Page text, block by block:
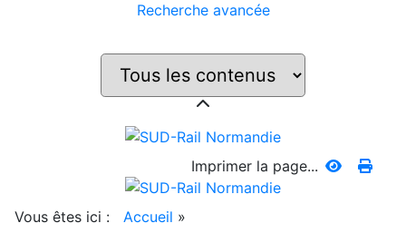
Recherche avancée
Imprimer la page...
Vous êtes ici : Accueil »